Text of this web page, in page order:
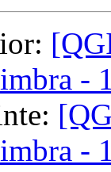
-
-